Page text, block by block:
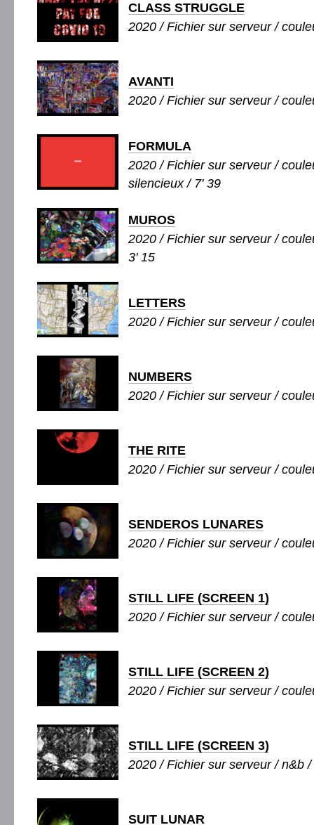
CLASS STRUGGLE
2020 / Fichier sur serveur /
AVANTI
2020 / Fichier sur serveur /
FORMULA
2020 / Fichier sur serveur /
silencieux / 7' 39
MUROS
2020 / Fichier sur serveur /
3' 15
LETTERS
2020 / Fichier sur serveur /
NUMBERS
2020 / Fichier sur serveur /
THE RITE
2020 / Fichier sur serveur /
SENDEROS LUNARES
2020 / Fichier sur serveur /
STILL LIFE (SCREEN 1)
2020 / Fichier sur serveur /
STILL LIFE (SCREEN 2)
2020 / Fichier sur serveur /
STILL LIFE (SCREEN 3)
2020 / Fichier sur serveur / n&b
SUIT LUNAR